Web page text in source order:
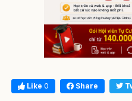
Like 0 Share